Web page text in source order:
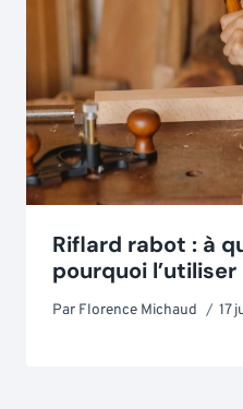
Riflard rabot : à
pourquoi
Par Florence Michaud 17